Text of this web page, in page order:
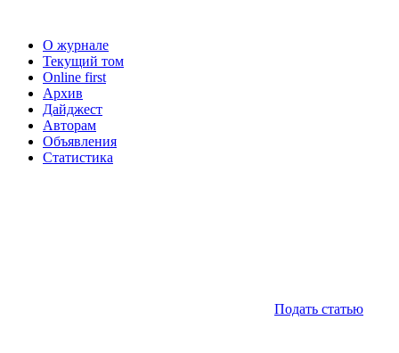
О журнале
Текущий том
Online first
Архив
Дайджест
Авторам
Объявления
Статистика
Подать статью